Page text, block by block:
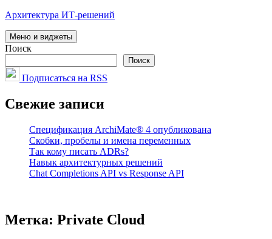
Перейти
содержимому
Архитектура ИТ-решений
Меню и виджеты
Поиск
Поиск
Подписаться на RSS
Свежие записи
Спецификация ArchiMate® 4 опубликована
Скобки, пробелы и имена переменных
Так кому писать ADRs?
Навык архитектурных решений
Chat Completions API vs Response API
Метка: Private Cloud